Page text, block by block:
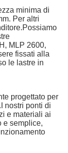
minima di
Per altri
MLP 2600,
fissati alla
le lastre in
progettato per
nostri ponti di
e materiali ai
e semplice,